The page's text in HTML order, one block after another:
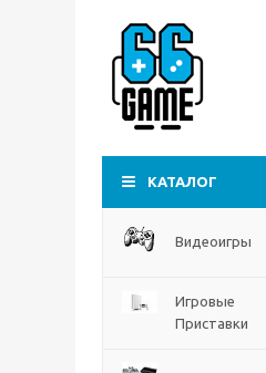
КАТАЛОГ
Видеоигры
Игровые
Приставки